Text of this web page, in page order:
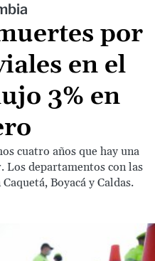
por
en el
3% en
cuatro años que hay una
Los departamentos con las
Boyacá y Caldas.